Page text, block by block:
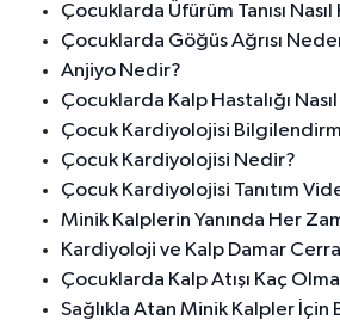
Çocuklarda Üfürüm Tanısı
Çocuklarda Göğüs Ağrısı
Anjiyo Nedir?
Çocuklarda Kalp Hastalığı
Çocuk Kardiyolojisi
Çocuk Kardiyolojisi Nedir?
Çocuk Kardiyolojisi Tanıtım
Minik Kalplerin Yanında Her
Kardiyoloji ve Kalp Damar
Çocuklarda Kalp Atışı Kaç
Sağlıkla Atan Minik Kalpler İçin